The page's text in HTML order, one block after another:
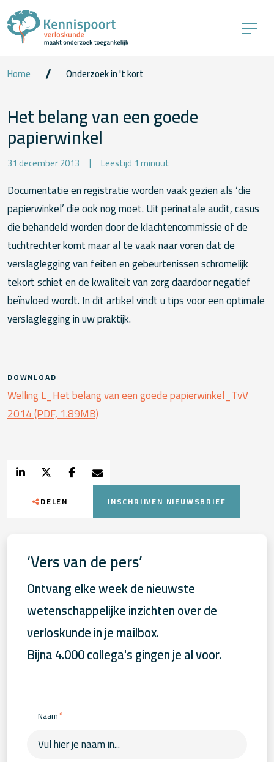
Home Onderzoek in 't kort
Het belang van een goede
papierwinkel
31 december 2013 Leestijd 1 minuut
Documentatie en registratie worden vaak gezien als ‘die
papierwinkel’ die ook nog moet. Uit perinatale audit, casus
die behandeld worden door de klachtencommissie of de
tuchtrechter komt maar al te vaak naar voren dat de
verslaglegging van feiten en gebeurtenissen schromelijk
tekort schiet en de kwaliteit van zorg daardoor negatief
beïnvloed wordt. In dit artikel vindt u tips voor een optimale
verslaglegging in uw praktijk.
DOWNLOAD
Welling L_Het belang van een goede papierwinkel_TvV
2014 (PDF, 1.89MB)
DELEN INSCHRIJVEN NIEUWSBRIEF
‘Vers van de pers’
Ontvang elke week de nieuwste
wetenschappelijke inzichten over de
verloskunde in je mailbox.
Bijna 4.000 collega's gingen je al voor.
Naam*